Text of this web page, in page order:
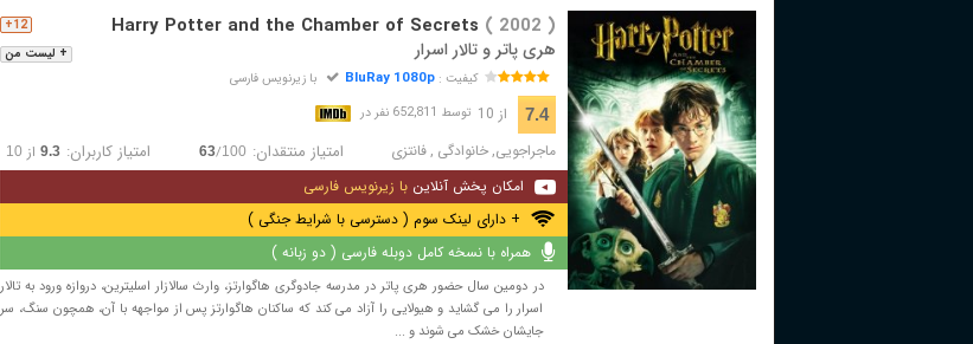
+ لیست من
12+ Harry Potter and the Chamber of Secrets ( 2002 )
هری پاتر و تالار اسرار
کیفیت :BluRay 1080p با زیرنویس فارسی
7.4 از 10 توسط 652,811 نفر در
ماجراجویی, خانوادگی , فانتزی امتیاز منتقدان: 63/100 امتیاز کاربران: 9.3 از 10
امکان پخش آنلاین با زیرنویس فارسی
+ دارای لینک سوم ( دسترسی با شرایط جنگی )
همراه با نسخه کامل دوبله فارسی ( دو زبانه )
در دومین سال حضور هری پاتر در مدرسه جادوگری هاگوارتز، وارث سالازار اسلیترین، دروازه ورود به تالار
اسرار را می گشاید و هیولایی را آزاد می کند که ساکنان هاگوارتز پس از مواجهه با آن، همچون سنگ، سر
جایشان خشک می شوند و ...